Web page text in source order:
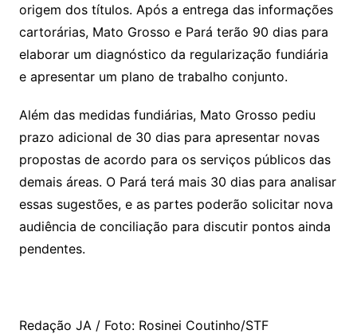
origem dos títulos. Após a entrega das informações
cartorárias, Mato Grosso e Pará terão 90 dias para
elaborar um diagnóstico da regularização fundiária
e apresentar um plano de trabalho conjunto.
Além das medidas fundiárias, Mato Grosso pediu
prazo adicional de 30 dias para apresentar novas
propostas de acordo para os serviços públicos das
demais áreas. O Pará terá mais 30 dias para analisar
essas sugestões, e as partes poderão solicitar nova
audiência de conciliação para discutir pontos ainda
pendentes.
Redação JA / Foto: Rosinei Coutinho/STF